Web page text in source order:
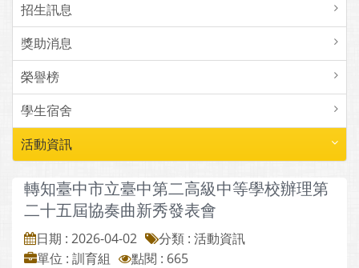
招生訊息
獎助消息
榮譽榜
學生宿舍
活動資訊
轉知臺中市立臺中第二高級中等學校辦理第
二十五屆協奏曲新秀發表會
日期 : 2026-04-02
分類 : 活動資訊
單位 : 訓育組
點閱 : 665